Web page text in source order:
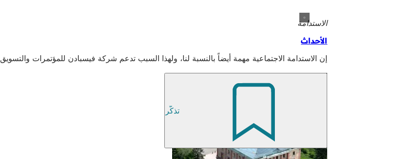
الاستدامة
الأحداث
إن الاستدامة الاجتماعية مهمة أيضاً بالنسبة لنا، ولهذا السبب تدعم شركة فيسبادن للمؤتمرات والتسويق GmbH الفعاليات والأنشطة الخيرية. فيما يلي لمحة عامة.
تذكّر